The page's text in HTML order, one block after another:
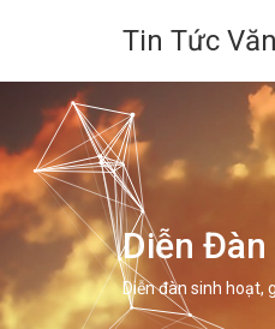
Tin Tức
Diễn Đàn
Diễn đàn sinh hoạt,